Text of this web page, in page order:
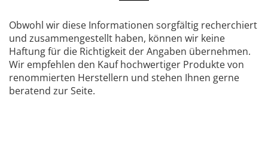
Obwohl wir diese Informationen sorgfältig recherchiert
und zusammengestellt haben, können wir keine
Haftung für die Richtigkeit der Angaben übernehmen.
Wir empfehlen den Kauf hochwertiger Produkte von
renommierten Herstellern und stehen Ihnen gerne
beratend zur Seite.